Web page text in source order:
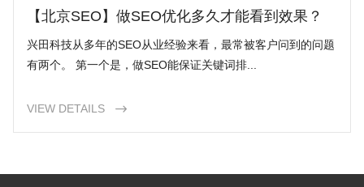
【北京SEO】做SEO优化多久才能看到效果？
兴田科技从多年的SEO从业经验来看，最常被客户问到的问题
有两个。 第一个是，做SEO能保证关键词排...
VIEW DETAILS 